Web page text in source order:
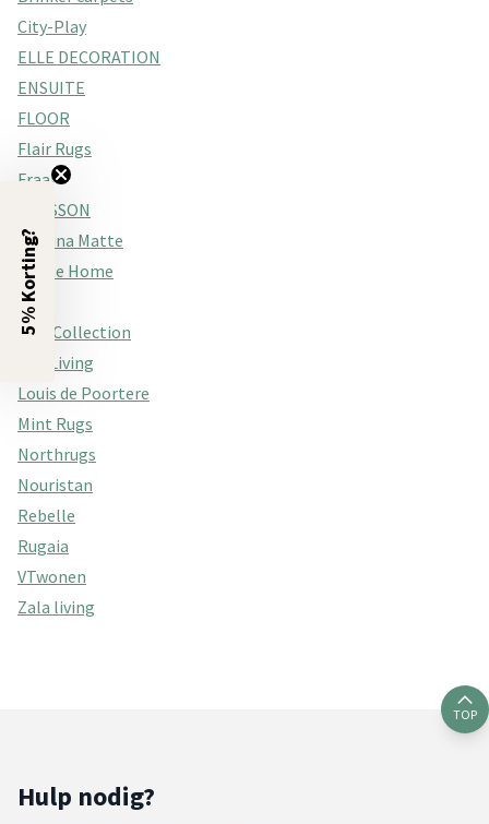
City-Play
ELLE DECORATION
ENSUITE
FLOOR
Flair Rugs
Fraai
GRASSON
Hakuna Matte
Hanse Home
Kay
Kick Collection
Lifa Living
Louis de Poortere
Mint Rugs
Northrugs
Nouristan
Rebelle
Rugaia
VTwonen
Zala living
TOP
Hulp nodig?
5% Korting?